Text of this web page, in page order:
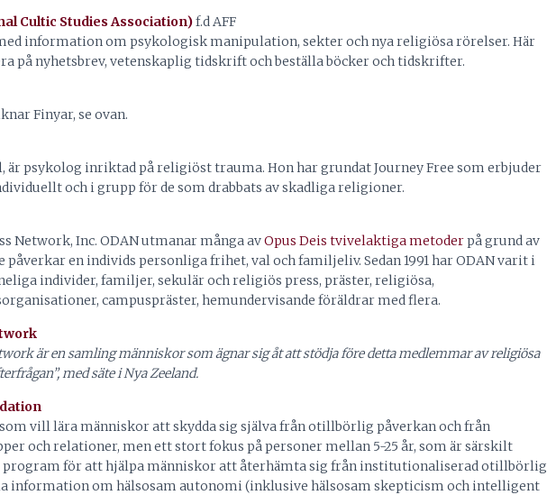
Cultic Studies Association)f.d AFF
information om psykologisk manipulation, sekter och nya religiösa rörelser. Här
på nyhetsbrev, vetenskaplig tidskrift och beställa böcker och tidskrifter.
Finyar, se ovan.
är psykolog inriktad på religiöst trauma. Hon har grundat Journey Free som erbjuder
och i grupp för de som drabbats av skadliga religioner.
Network, Inc. ODAN utmanar många avOpus Deis tvivelaktiga metoderpå grund av
påverkar en individs personliga frihet, val och familjeliv. Sedan 1991 har ODAN varit i
individer, familjer, sekulär och religiös press, präster, religiösa,
campuspräster, hemundervisande föräldrar med flera.
är en samling människor som ägnar sig åt att stödja före detta medlemmar av religiösa
med säte i Nya Zeeland.
vill lära människor att skydda sig själva från otillbörlig påverkan och från
och relationer, men ett stort fokus på personer mellan 5-25 år, som är särskilt
program för att hjälpa människor att återhämta sig från institutionaliserad otillbörlig
information om hälsosam autonomi (inklusive hälsosam skepticism och intelligent